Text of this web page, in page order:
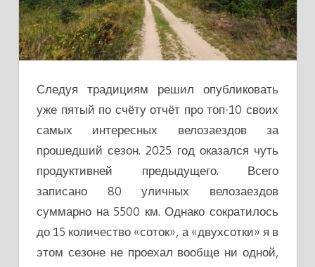
Следуя традициям решил опубликовать
уже пятый по счёту отчёт про топ-10 своих
самых интересных велозаездов за
прошедший сезон. 2025 год оказался чуть
продуктивней предыдущего. Всего
записано 80 уличных велозаездов
суммарно на 5500 км. Однако сократилось
до 15 количество «соток», а «двухсотки» я в
этом сезоне не проехал вообще ни одной,